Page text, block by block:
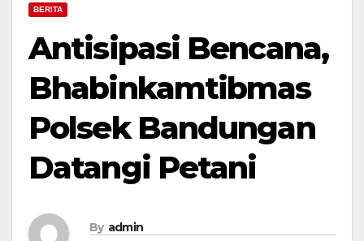
BERITA
Antisipasi Bencana,
Bhabinkamtibmas
Polsek Bandungan
Datangi Petani
By admin